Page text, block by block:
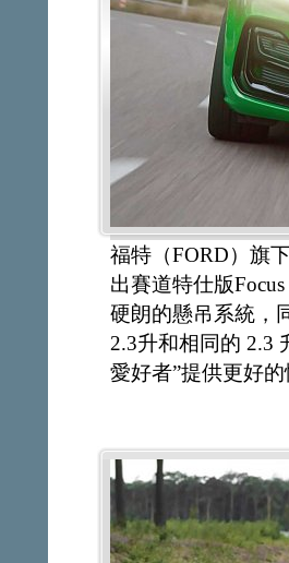
福特（FORD）旗
出賽道特仕版
硬朗的懸吊系統，
2.3升和相同的 2.3
愛好者”提供更好的